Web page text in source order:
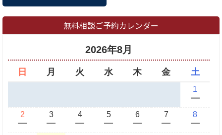
無料相談ご予約カレンダー
2026年8月
日 月 火 水 木 金 土
1
ー
2
ー
3
ー
4
ー
5
ー
6
ー
7
ー
8
ー